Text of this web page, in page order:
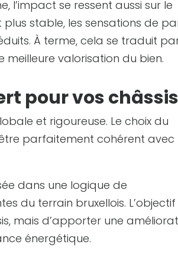
l’impact se ressent aussi sur le
stable, les sensations de
À terme, cela se traduit
valorisation du bien.
pour vos
et rigoureuse. Le choix du
parfaitement cohérent avec
dans une logique de
du terrain bruxellois. L’objectif
mais d’apporter une
énergétique.